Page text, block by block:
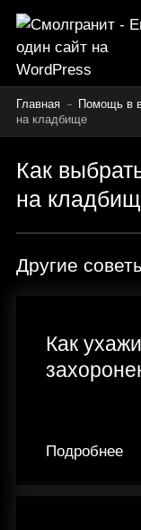
Главная Помощь в
на кладбище
Как
на
Другие
Как
Подробнее